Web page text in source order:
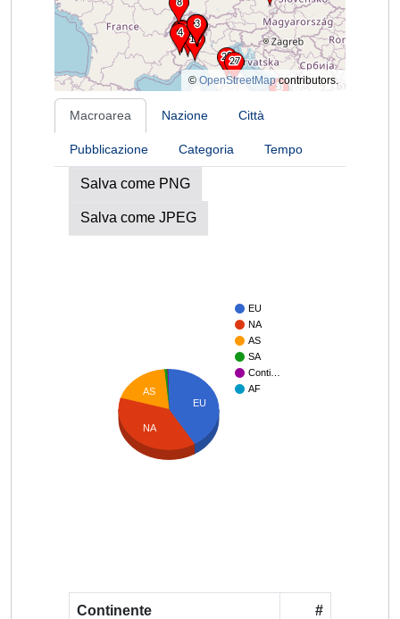
© OpenStreetMapcontributors.
Macroarea Nazione Città
Pubblicazione Categoria Tempo
Salva come PNG
Salva come JPEG
EU
NA
AS
SA
Conti…
AF
EU
AS
NA
Continente #